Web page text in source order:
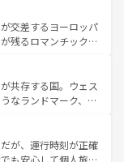
るスペインはその個
了する。 なお、新着のスペイン情報は コ
な宮殿、歴史的な大
然が、訪れる者を心
の国としても知ら
ス、プロヴァンスの
しみ方が可能だ。さ
ており、どの街角に
異なる文化を体験で
ス情報はコンテンツ一覧
交差するヨーロッパ
残るロマンチック街
きることがない。ベ
アルプスの絶景、そ
風景は必見。ビール
、新着の
てほしい。
共存する国。ウェス
なランドマーク、歴
優雅なアフタヌーン
国パブ、サッカー観
豊富。イギリスを旅
が、運行時刻が正確
も安心して個人旅行